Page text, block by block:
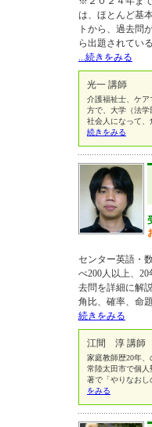
は、ほとんど基
トから、過去問
ら出題されてい
...続きをみる
光一 講師
介護福祉士、ケア
方で、大学（法学
社会人になって、
続きをみる
センター英語・
べ200人以上、
去問を詳細に解
角比、確率、命
続きをみる
江間 淳 講師
家庭教師歴20年、
常陸太田市で個人
著で「やりなお
をみる